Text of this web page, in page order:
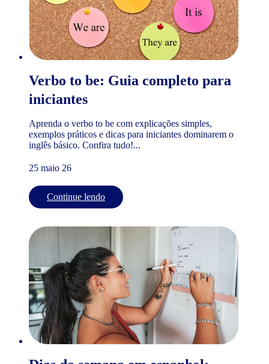
Verbo to be: Guia completo para
iniciantes
Aprenda o verbo to be com explicações simples,
exemplos práticos e dicas para iniciantes dominarem o
inglês básico. Confira tudo!...
25 maio 26
Continue lendo